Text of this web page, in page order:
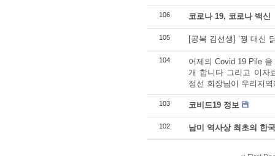
106 코로나 19, 코로나 백신
105 [공복 김선생] ‘꿩 대신
104
어제의 Covid 19 Pile
개 합니다 그리고 이자
정선 회장님이 우리지
103 코비드19 정보
102 남미 역사상 최초의 한